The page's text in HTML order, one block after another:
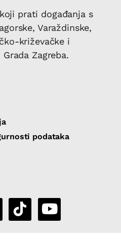
prati događanja s
Varaždinske,
križevačke i
Zagreba.
podataka